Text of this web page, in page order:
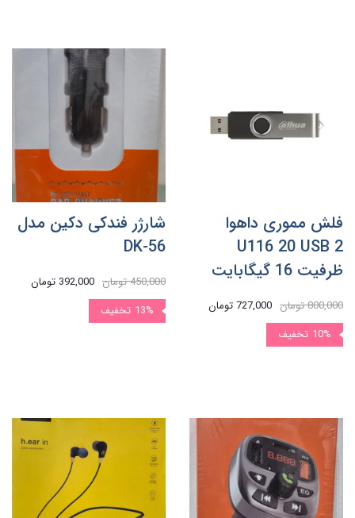
فلش مموری داهوا
U116 20 USB 2
ظرفیت 16 گیگابایت
800,000 تومان
727,000 تومان
10% تخفیف
شارژر فندکی دکین مدل
DK-56
450,000 تومان
392,000 تومان
13% تخفیف